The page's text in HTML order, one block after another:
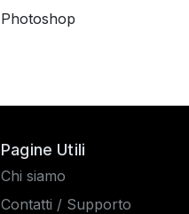
Photoshop
Pagine Utili
Chi siamo
Contatti / Supporto